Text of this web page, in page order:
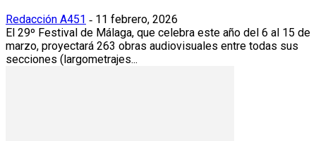
Redacción A451 - 11 febrero, 2026
El 29º Festival de Málaga, que celebra este año del 6 al 15 de
marzo, proyectará 263 obras audiovisuales entre todas sus
secciones (largometrajes...